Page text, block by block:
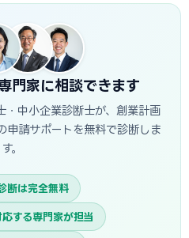
か月程度が目安です。信用保
保証協会の二段階審査のた
があります。創業スケジュール
ることが重要です。
門家に相談できます
・中小企業診断士が、創業計画
申請サポートを無料で診断しま
す。
断は完全無料
する専門家が担当